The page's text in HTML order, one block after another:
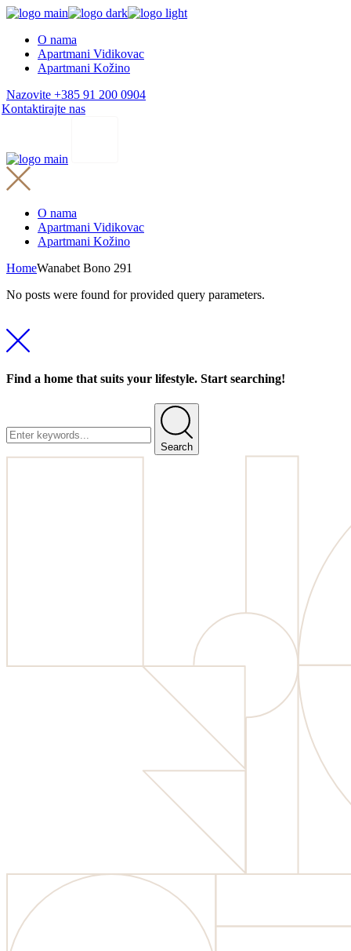
Skip
content
O nama
Apartmani Vidikovac
Apartmani Kožino
Nazovite +385 91 200 0904
Kontaktirajte nas
O nama
Apartmani Vidikovac
Apartmani Kožino
HomeWanabet Bono 291
No posts were found for provided query parameters.
Find a home that suits your lifestyle. Start searching!
Search